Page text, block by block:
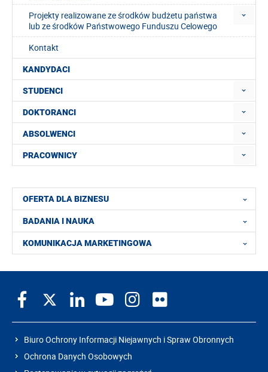
Projekty realizowane ze środków budżetu państwa
lub ze środków Państwowego Funduszu Celowego
Kontakt
KANDYDACI
STUDENCI
DOKTORANCI
ABSOLWENCI
PRACOWNICY
OFERTA DLA BIZNESU
BADANIA I NAUKA
KOMUNIKACJA MARKETINGOWA
Biuro Ochrony Informacji Niejawnych i Spraw Obronnych
Ochrona Danych Osobowych